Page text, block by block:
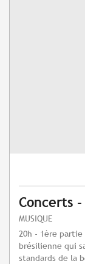
Concerts
MUSIQUE
20h - 1ère partie
brésilienne qui
standards de la